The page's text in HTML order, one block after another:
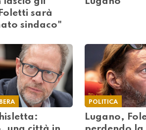
sarà
sindaco"
POLITICA
Lugano,